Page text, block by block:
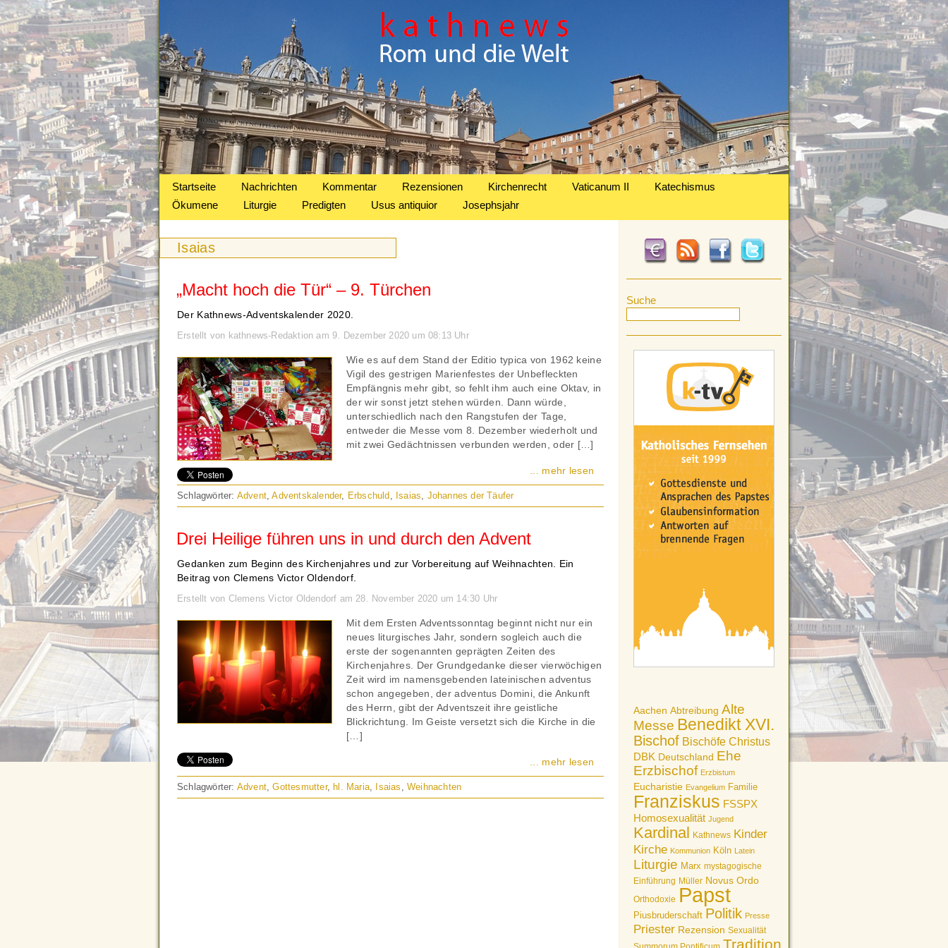
Startseite Nachrichten Kommentar Rezensionen Kirchenrecht Vaticanum II
Katechismus
Ökumene
Liturgie Predigten Usus antiquior Josephsjahr
Suche
Aachen Abtreibung Alte
Messe Benedikt XVI.
Bischof Bischöfe Christus
DBK Deutschland Ehe
Erzbischof Erzbistum
Eucharistie Evangelium Familie
Franziskus FSSPX
Homosexualität Jugend
Kardinal Kathnews Kinder
Kirche Kommunion Köln Latein
Liturgie Marx mystagogische
Einführung Müller Novus Ordo
Orthodoxie Papst
Piusbruderschaft Politik Presse
Priester Rezension Sexualität
Tradition
Isaias
„Macht hoch die Tür“ – 9. Türchen
Der Kathnews-Adventskalender 2020.
Erstellt von kathnews-Redaktion am 9. Dezember 2020 um 08:13 Uhr
Wie es auf dem Stand der Editio typica von 1962 keine
Vigil des gestrigen Marienfestes der Unbefleckten
Empfängnis mehr gibt, so fehlt ihm auch eine Oktav, in
der wir sonst jetzt stehen würden. Dann würde,
unterschiedlich nach den Rangstufen der Tage,
entweder die Messe vom 8. Dezember wiederholt und
mit zwei Gedächtnissen verbunden werden, oder […]
... mehr lesen
Schlagwörter: Advent,Adventskalender, Erbschuld , Isaias, Johannes der Täufer
Drei Heilige führen uns in und durch den Advent
Gedanken zum Beginn des Kirchenjahres und zur Vorbereitung auf Weihnachten. Ein
Beitrag von Clemens Victor Oldendorf.
Erstellt von Clemens Victor Oldendorf am 28. November 2020 um 14:30 Uhr
Mit dem Ersten Adventssonntag beginnt nicht nur ein
neues liturgisches Jahr, sondern sogleich auch die
erste der sogenannten geprägten Zeiten des
Kirchenjahres. Der Grundgedanke dieser vierwöchigen
Zeit wird im namensgebenden lateinischen adventus
schon angegeben, der adventus Domini, die Ankunft
des Herrn, gibt der Adventszeit ihre geistliche
Blickrichtung. Im Geiste versetzt sich die Kirche in die
[…]
... mehr lesen
Schlagwörter: Advent,Gottesmutter, hl. Maria, Isaias ,Weihnachten